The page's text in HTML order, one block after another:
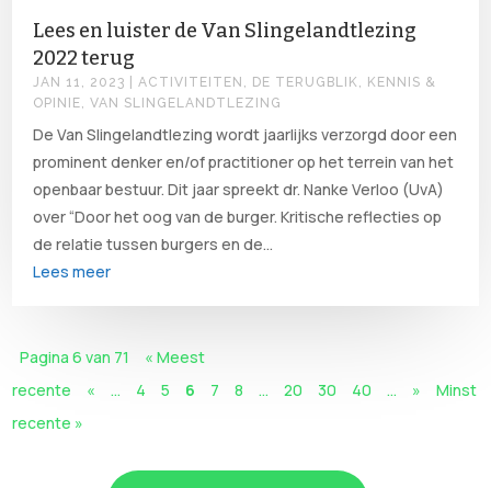
Lees en luister de Van Slingelandtlezing
2022 terug
JAN 11, 2023 |ACTIVITEITEN , DE TERUGBLIK, KENNIS &
OPINIE,VAN SLINGELANDTLEZING
De Van Slingelandtlezing wordt jaarlijks verzorgd door een
prominent denker en/of practitioner op het terrein van het
openbaar bestuur. Dit jaar spreekt dr. Nanke Verloo (UvA)
over “Door het oog van de burger. Kritische reflecties op
de relatie tussen burgers en de...
Lees meer
Pagina 6 van 71
« Meest
recente
« ... 4 5 6 7 8 ... 20 30 40 ... »
Minst
recente »